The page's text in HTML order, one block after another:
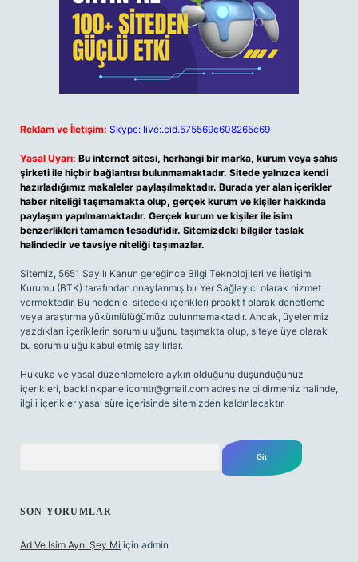
Reklam ve İletişim: Skype: live:.cid.575569c608265c69
Yasal Uyarı: Bu internet sitesi, herhangi bir marka, kurum veya şahıs
şirketi ile hiçbir bağlantısı bulunmamaktadır. Sitede yalnızca kendi
hazırladığımız makaleler paylaşılmaktadır. Burada yer alan içerikler
haber niteliği taşımamakta olup, gerçek kurum ve kişiler hakkında
paylaşım yapılmamaktadır. Gerçek kurum ve kişiler ile isim
benzerlikleri tamamen tesadüfidir. Sitemizdeki bilgiler taslak
halindedir ve tavsiye niteliği taşımazlar.
Sitemiz, 5651 Sayılı Kanun gereğince Bilgi Teknolojileri ve İletişim
Kurumu (BTK) tarafından onaylanmış bir Yer Sağlayıcı olarak hizmet
vermektedir. Bu nedenle, sitedeki içerikleri proaktif olarak denetleme
veya araştırma yükümlülüğümüz bulunmamaktadır. Ancak, üyelerimiz
yazdıkları içeriklerin sorumluluğunu taşımakta olup, siteye üye olarak
bu sorumluluğu kabul etmiş sayılırlar.
Hukuka ve yasal düzenlemelere aykırı olduğunu düşündüğünüz
içerikleri, backlinkpanelicomtr@gmail.com adresine bildirmeniz halinde,
ilgili içerikler yasal süre içerisinde sitemizden kaldırılacaktır.
SON YORUMLAR
Ad Ve Isim Aynı Şey Mi için admin